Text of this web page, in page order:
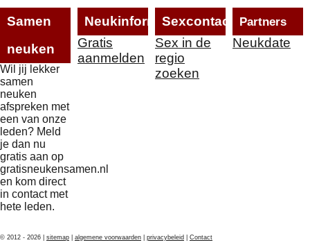
Samen
neuken
Wil jij lekker
samen
neuken
afspreken met
een van onze
leden? Meld
je dan nu
gratis aan op
gratisneukensamen.nl
en kom direct
in contact met
hete leden.
Neukinformatie
Gratis
aanmelden
Sexcontact
Sex in de
regio
zoeken
Partners
Neukdate
© 2012 - 2026 | sitemap algemene voorwaarden privacybeleid Contact